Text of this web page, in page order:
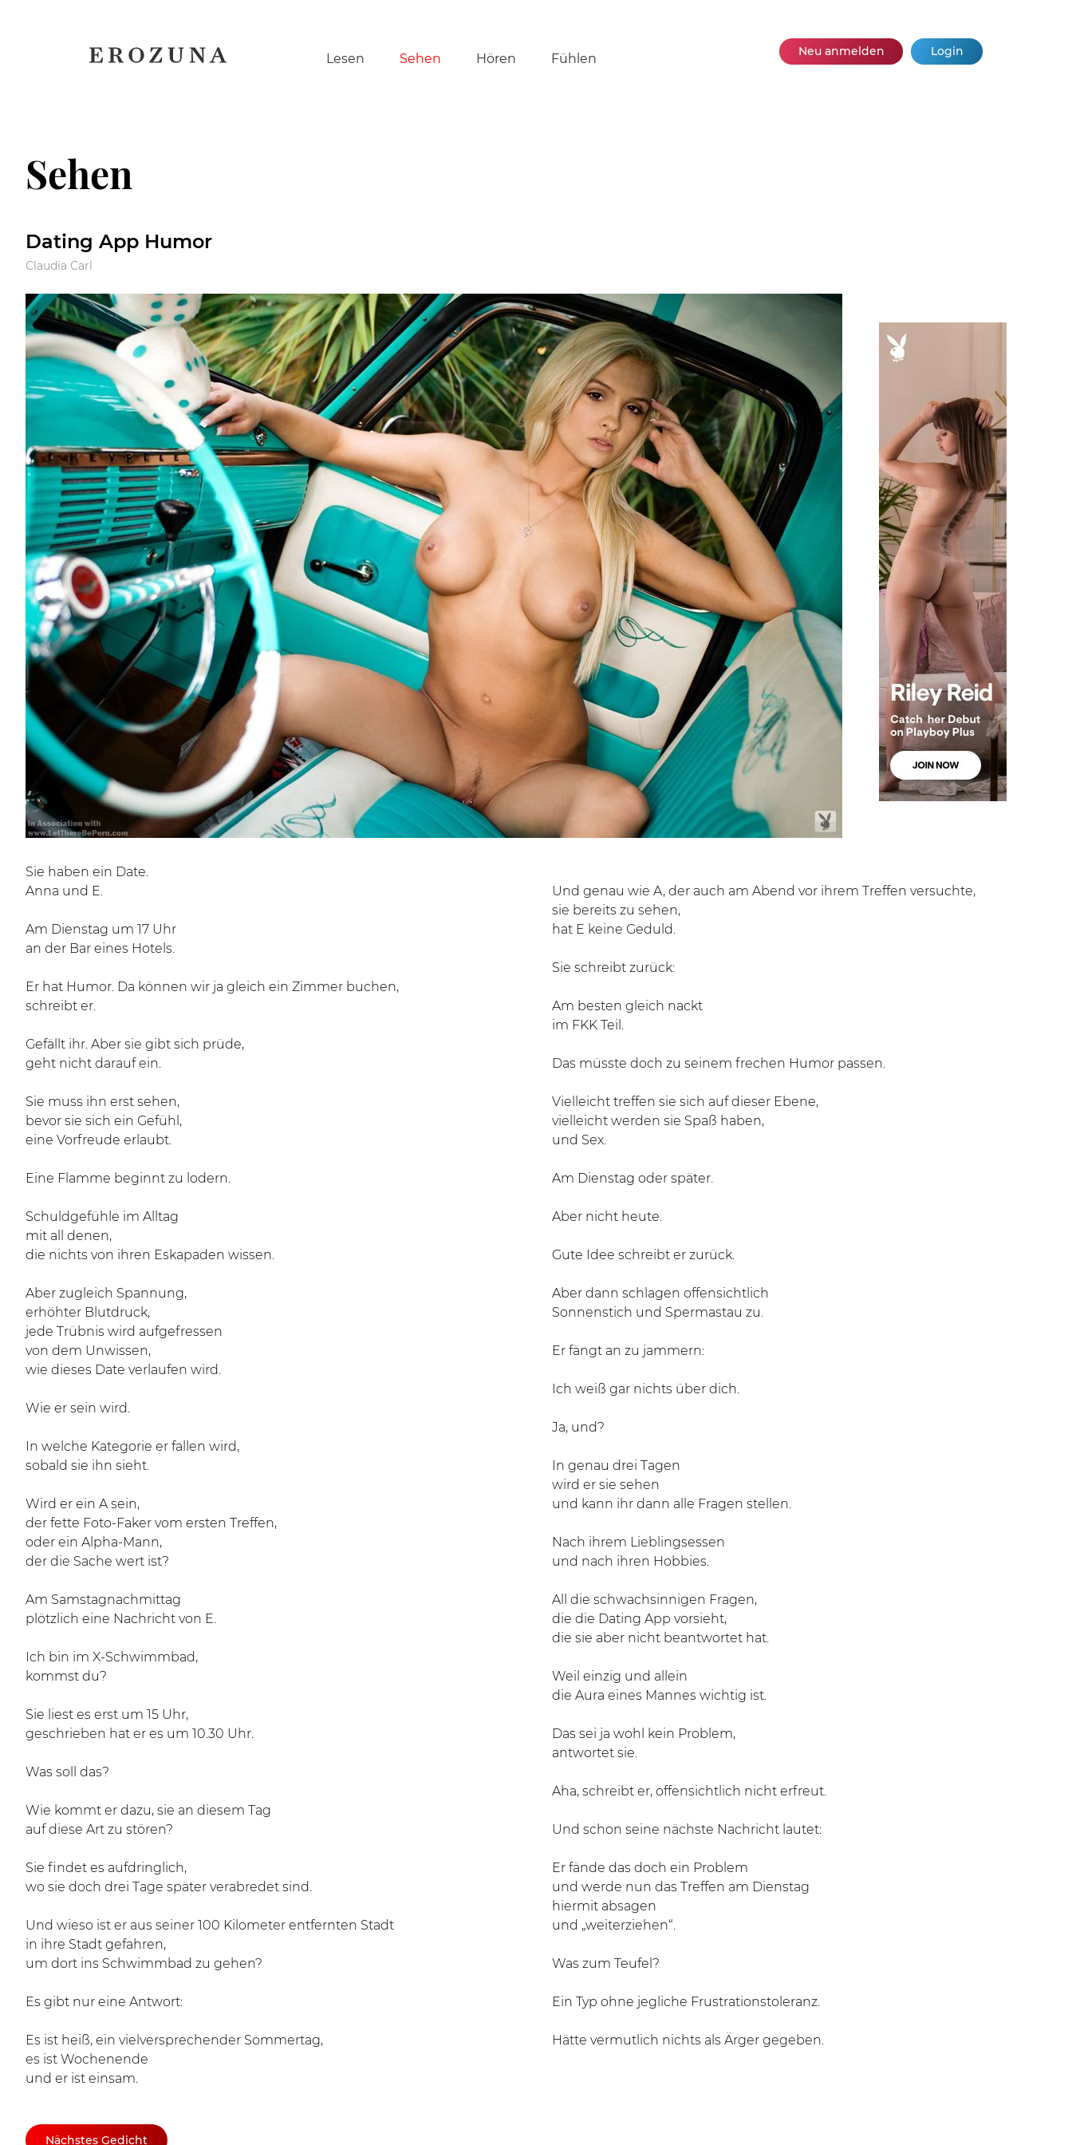
Navigation
Lesen Sehen Hören Fühlen Neu anmelden Login
Sehen
Dating App Humor
Claudia Carl
Sie haben ein Date.
Anna und E.
Am Dienstag um 17 Uhr
an der Bar eines Hotels.
Er hat Humor. Da können wir ja gleich ein Zimmer buchen,
schreibt er.
Gefällt ihr. Aber sie gibt sich prüde,
geht nicht darauf ein.
Sie muss ihn erst sehen,
bevor sie sich ein Gefühl,
eine Vorfreude erlaubt.
Eine Flamme beginnt zu lodern.
Schuldgefühle im Alltag
mit all denen,
die nichts von ihren Eskapaden wissen.
Aber zugleich Spannung,
erhöhter Blutdruck,
jede Trübnis wird aufgefressen
von dem Unwissen,
wie dieses Date verlaufen wird.
Wie er sein wird.
In welche Kategorie er fallen wird,
sobald sie ihn sieht.
Wird er ein A sein,
der fette Foto-Faker vom ersten Treffen,
oder ein Alpha-Mann,
der die Sache wert ist?
Am Samstagnachmittag
plötzlich eine Nachricht von E.
Ich bin im X-Schwimmbad,
kommst du?
Sie liest es erst um 15 Uhr,
geschrieben hat er es um 10.30 Uhr.
Was soll das?
Wie kommt er dazu, sie an diesem Tag
auf diese Art zu stören?
Sie findet es aufdringlich,
wo sie doch drei Tage später verabredet sind.
Und wieso ist er aus seiner 100 Kilometer entfernten Stadt
in ihre Stadt gefahren,
um dort ins Schwimmbad zu gehen?
Es gibt nur eine Antwort:
Es ist heiß, ein vielversprechender Sommertag,
es ist Wochenende
und er ist einsam.
Und genau wie A, der auch am Abend vor ihrem Treffen versuchte,
sie bereits zu sehen,
hat E keine Geduld.
Sie schreibt zurück:
Am besten gleich nackt
im FKK Teil.
Das müsste doch zu seinem frechen Humor passen.
Vielleicht treffen sie sich auf dieser Ebene,
vielleicht werden sie Spaß haben,
und Sex.
Am Dienstag oder später.
Aber nicht heute.
Gute Idee schreibt er zurück.
Aber dann schlagen offensichtlich
Sonnenstich und Spermastau zu.
Er fängt an zu jammern:
Ich weiß gar nichts über dich.
Ja, und?
In genau drei Tagen
wird er sie sehen
und kann ihr dann alle Fragen stellen.
Nach ihrem Lieblingsessen
und nach ihren Hobbies.
All die schwachsinnigen Fragen,
die die Dating App vorsieht,
die sie aber nicht beantwortet hat.
Weil einzig und allein
die Aura eines Mannes wichtig ist.
Das sei ja wohl kein Problem,
antwortet sie.
Aha, schreibt er, offensichtlich nicht erfreut.
Und schon seine nächste Nachricht lautet:
Er fände das doch ein Problem
und werde nun das Treffen am Dienstag
hiermit absagen
und „weiterziehen“.
Was zum Teufel?
Ein Typ ohne jegliche Frustrationstoleranz.
Hätte vermutlich nichts als Ärger gegeben.
Nächstes Gedicht